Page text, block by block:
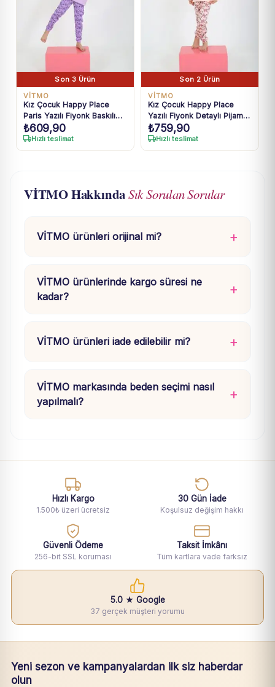
Son 3 Ürün
VİTMO
Kız Çocuk Happy Place
Paris Yazılı Fiyonk Baskılı
Uzun Kollu Pijama Takımı
₺609,90
Hızlı teslimat
Son 2 Ürün
VİTMO
Kız Çocuk Happy Place
Yazılı Fiyonk Detaylı Pijama
takımı
₺759,90
Hızlı teslimat
VİTMO HakkındaSık Sorulan Sorular
VİTMO ürünleri orijinal mi?
VİTMO ürünlerinde kargo süresi ne
kadar?
VİTMO ürünleri iade edilebilir mi?
VİTMO markasında beden seçimi nasıl
yapılmalı?
Hızlı Kargo
1.500₺ üzeri ücretsiz
30 Gün İade
Koşulsuz değişim hakkı
Güvenli Ödeme
256-bit SSL koruması
Taksit İmkânı
Tüm kartlara vade farksız
5.0 ★ Google
37 gerçek müşteri yorumu
Yeni sezon ve kampanyalardan ilk siz haberdar
olun